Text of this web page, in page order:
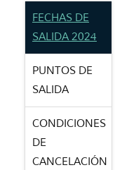
FECHAS DE
SALIDA 2024
PUNTOS DE
SALIDA
CONDICIONES
DE
CANCELACIÓN